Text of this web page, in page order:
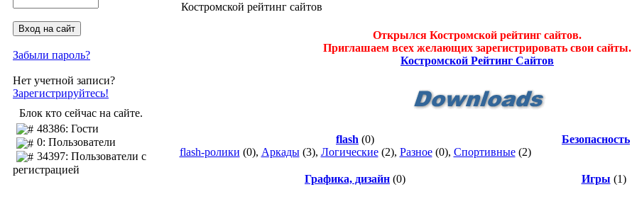
Забыли пароль?
Нет учетной записи?
Зарегистрируйтесь!
Блок кто сейчас на сайте.
48386: Гости
0: Пользователи
34397: Пользователи с
регистрацией
Костромской рейтинг сайтов
Открылся Костромской рейтинг сайтов.
Приглашаем всех желающих зарегистрировать свои сайты.
Костромской Рейтинг Сайтов
flash (0)
flash-ролики (0), Аркады(3), Логические(2), Разное(0), Спортивные(2)
Безопасность
Графика, дизайн (0) Игры (1)